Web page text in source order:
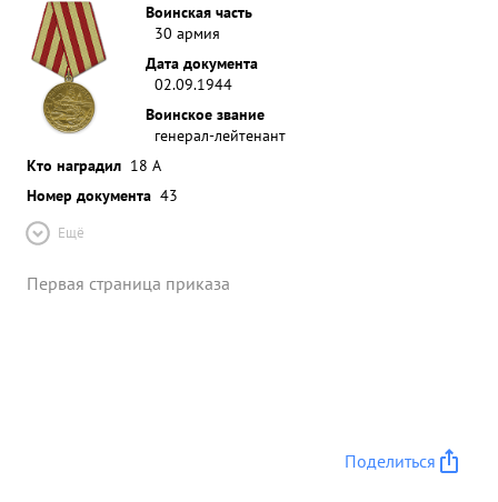
Воинская часть
30 армия
Дата документа
02.09.1944
Воинское звание
генерал-лейтенант
Кто наградил 18 А
Номер документа 43
Ещё
Первая страница приказа
Поделиться